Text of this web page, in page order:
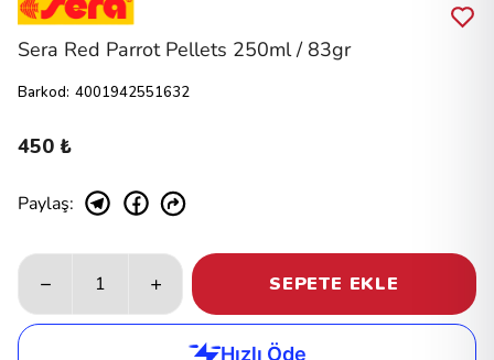
Sera Red Parrot Pellets 250ml / 83gr
Barkod: 4001942551632
450 ₺
Paylaş:
SEPETE EKLE